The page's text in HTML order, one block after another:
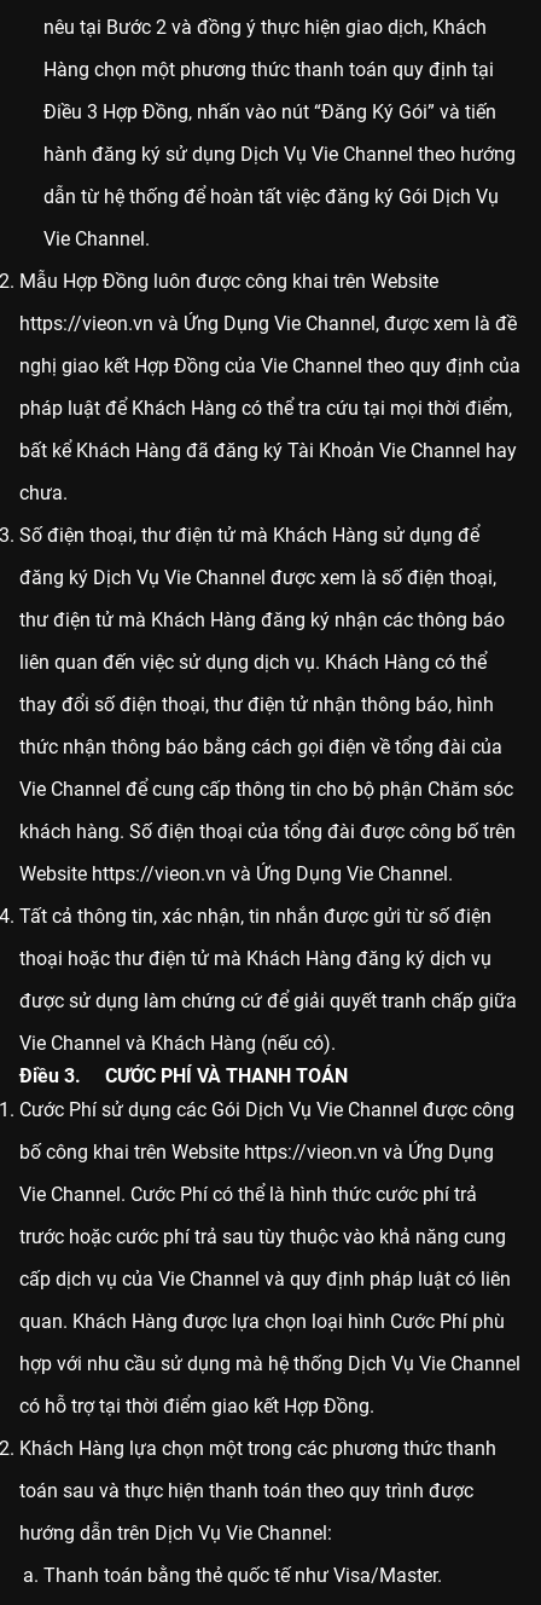
nêu tại Bước 2 và đồng ý thực hiện giao dịch, Khách
Hàng chọn một phương thức thanh toán quy định tại
Điều 3 Hợp Đồng, nhấn vào nút “Đăng Ký Gói” và tiến
hành đăng ký sử dụng Dịch Vụ Vie Channel theo hướng
dẫn từ hệ thống để hoàn tất việc đăng ký Gói Dịch Vụ
Vie Channel.
Mẫu Hợp Đồng luôn được công khai trên Website
https://vieon.vn và Ứng Dụng Vie Channel, được xem là đề
nghị giao kết Hợp Đồng của Vie Channel theo quy định của
pháp luật để Khách Hàng có thể tra cứu tại mọi thời điểm,
bất kể Khách Hàng đã đăng ký Tài Khoản Vie Channel hay
chưa.
Số điện thoại, thư điện tử mà Khách Hàng sử dụng để
đăng ký Dịch Vụ Vie Channel được xem là số điện thoại,
thư điện tử mà Khách Hàng đăng ký nhận các thông báo
liên quan đến việc sử dụng dịch vụ. Khách Hàng có thể
thay đổi số điện thoại, thư điện tử nhận thông báo, hình
thức nhận thông báo bằng cách gọi điện về tổng đài của
Vie Channel để cung cấp thông tin cho bộ phận Chăm sóc
khách hàng. Số điện thoại của tổng đài được công bố trên
Website https://vieon.vn và Ứng Dụng Vie Channel.
Tất cả thông tin, xác nhận, tin nhắn được gửi từ số điện
thoại hoặc thư điện tử mà Khách Hàng đăng ký dịch vụ
được sử dụng làm chứng cứ để giải quyết tranh chấp giữa
Vie Channel và Khách Hàng (nếu có).
Điều 3. CƯỚC PHÍ VÀ THANH TOÁN
Cước Phí sử dụng các Gói Dịch Vụ Vie Channel được công
bố công khai trên Website https://vieon.vn và Ứng Dụng
Vie Channel. Cước Phí có thể là hình thức cước phí trả
trước hoặc cước phí trả sau tùy thuộc vào khả năng cung
cấp dịch vụ của Vie Channel và quy định pháp luật có liên
quan. Khách Hàng được lựa chọn loại hình Cước Phí phù
hợp với nhu cầu sử dụng mà hệ thống Dịch Vụ Vie Channel
có hỗ trợ tại thời điểm giao kết Hợp Đồng.
Khách Hàng lựa chọn một trong các phương thức thanh
toán sau và thực hiện thanh toán theo quy trình được
hướng dẫn trên Dịch Vụ Vie Channel:
Thanh toán bằng thẻ quốc tế như Visa/Master.